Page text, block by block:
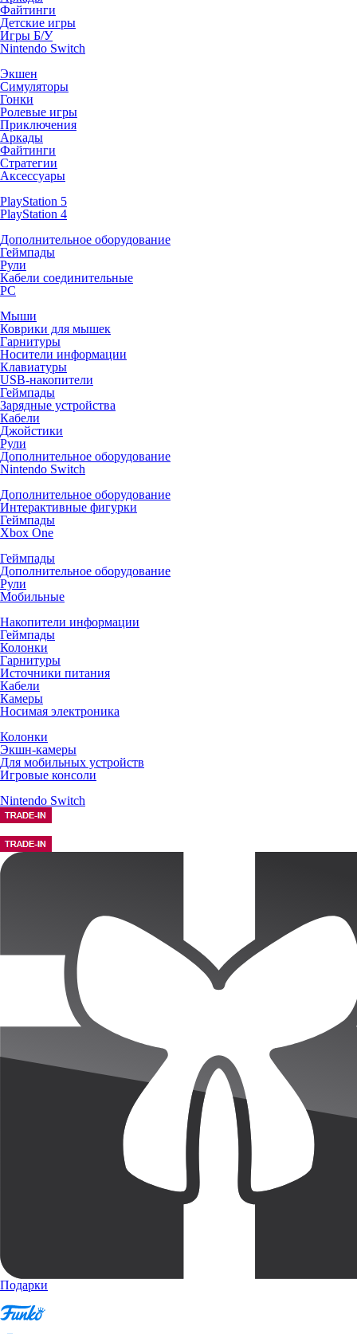
Файтинги
Детские игры
Игры Б/У
Nintendo Switch
Экшен
Симуляторы
Гонки
Ролевые игры
Приключения
Аркады
Файтинги
Стратегии
Аксессуары
PlayStation 5
PlayStation 4
Дополнительное оборудование
Геймпады
Рули
Кабели соединительные
PC
Мыши
Коврики для мышек
Гарнитуры
Носители информации
Клавиатуры
USB-накопители
Геймпады
Зарядные устройства
Кабели
Джойстики
Рули
Дополнительное оборудование
Nintendo Switch
Дополнительное оборудование
Интерактивные фигурки
Геймпады
Xbox One
Геймпады
Дополнительное оборудование
Рули
Мобильные
Накопители информации
Геймпады
Колонки
Гарнитуры
Источники питания
Кабели
Камеры
Носимая электроника
Колонки
Экшн-камеры
Для мобильных устройств
Игровые консоли
Nintendo Switch
Подарки